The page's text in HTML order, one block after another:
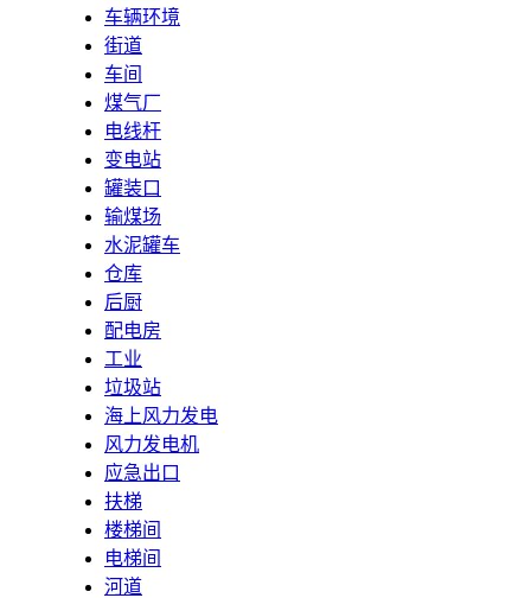
车辆环境
街道
车间
煤气厂
电线杆
变电站
罐装口
输煤场
水泥罐车
仓库
后厨
配电房
工业
垃圾站
海上风力发电
风力发电机
应急出口
扶梯
楼梯间
电梯间
河道